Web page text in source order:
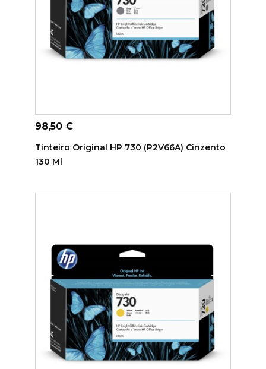
ADICIONAR AO CARRINHO
Preço
98,50 €
Tinteiro Original HP 730 (P2V66A) Cinzento
130 Ml